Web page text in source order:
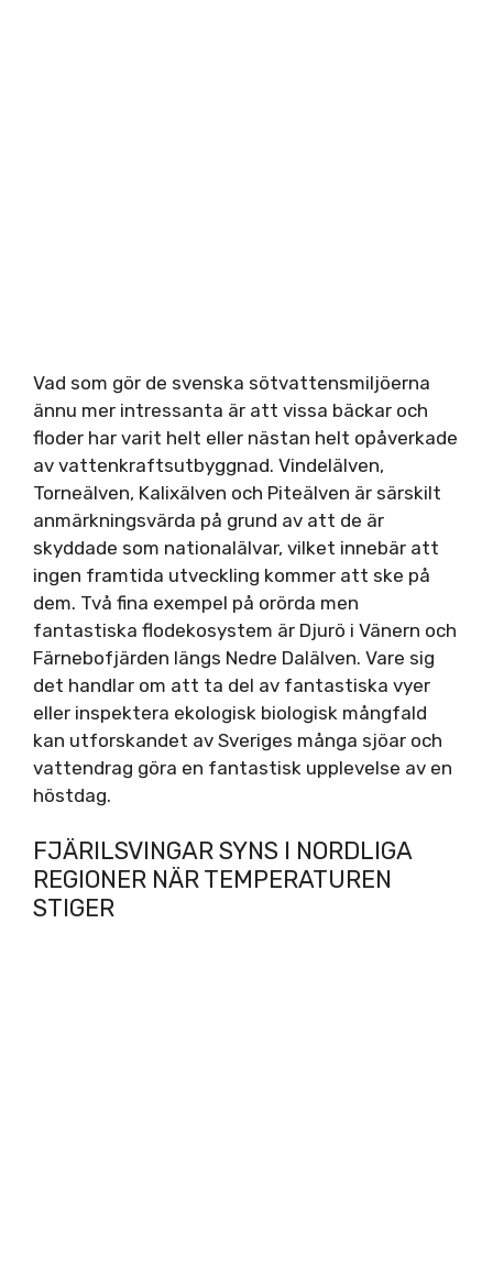
Vad som gör de svenska sötvattensmiljöerna
ännu mer intressanta är att vissa bäckar och
floder har varit helt eller nästan helt opåverkade
av vattenkraftsutbyggnad. Vindelälven,
Torneälven, Kalixälven och Piteälven är särskilt
anmärkningsvärda på grund av att de är
skyddade som nationalälvar, vilket innebär att
ingen framtida utveckling kommer att ske på
dem. Två fina exempel på orörda men
fantastiska flodekosystem är Djurö i Vänern och
Färnebofjärden längs Nedre Dalälven. Vare sig
det handlar om att ta del av fantastiska vyer
eller inspektera ekologisk biologisk mångfald
kan utforskandet av Sveriges många sjöar och
vattendrag göra en fantastisk upplevelse av en
höstdag.
FJÄRILSVINGAR SYNS I NORDLIGA
REGIONER NÄR TEMPERATUREN
STIGER